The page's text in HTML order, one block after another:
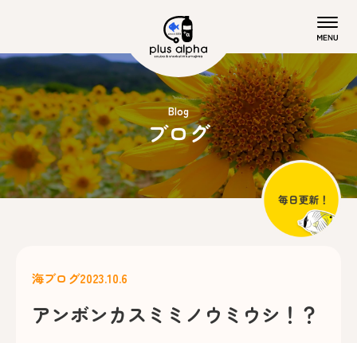
Blog
ブログ
海ブログ2023.10.6
アンボンカスミミノウミウシ！？